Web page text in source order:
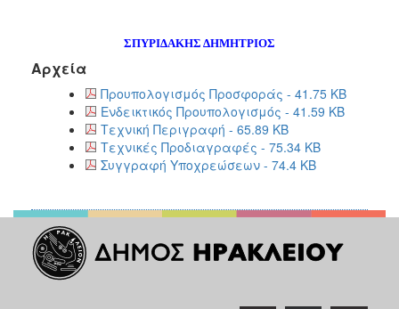
ΣΠΥΡΙΔΑΚΗΣ ΔΗΜΗΤΡΙΟΣ
Αρχεία
Προυπολογισμός Προσφοράς - 41.75 KB
Ενδεικτικός Προυπολογισμός - 41.59 KB
Τεχνική Περιγραφή - 65.89 KB
Τεχνικές Προδιαγραφές - 75.34 KB
Συγγραφή Υποχρεώσεων - 74.4 KB